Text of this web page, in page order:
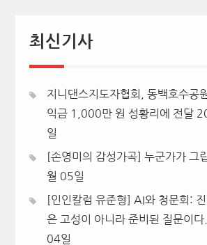
최신기사
지니댄스지도자협회, 동백호수공
익금 1,000만 원 성황리에 전달
일
[손영미의 감성가곡] 누군가가 그
월 05일
[인인칼럼 유준형] AI와 청문회:
은 고성이 아니라 준비된 질문이다.
04일